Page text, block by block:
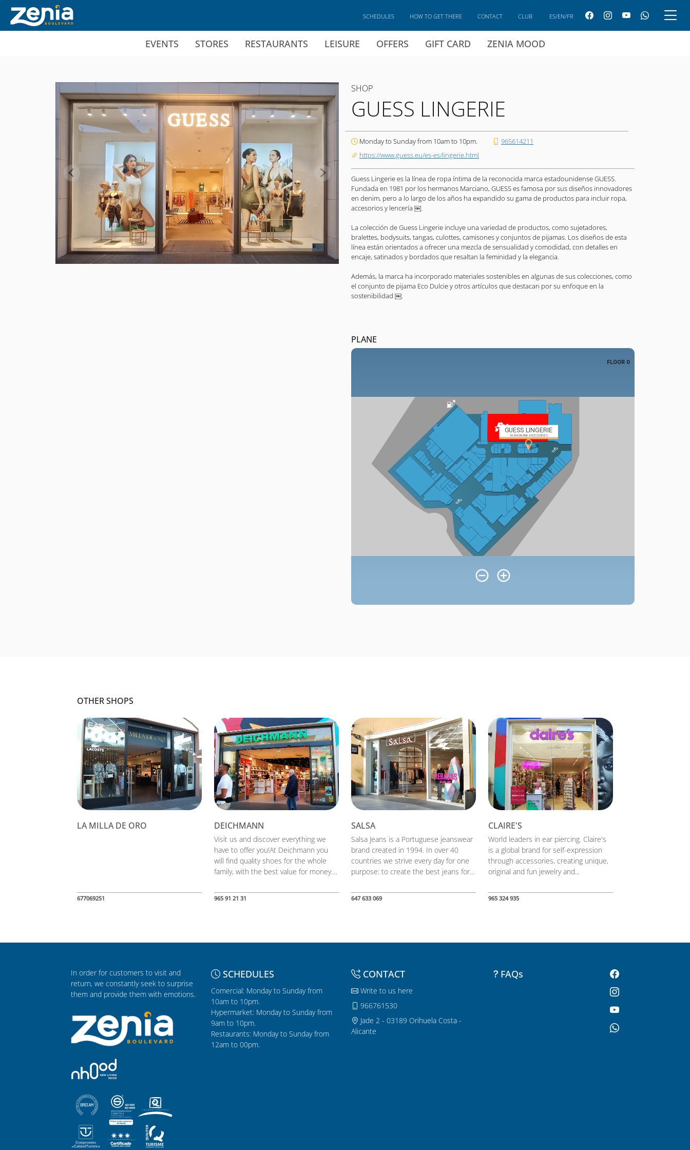
Ir al contenido principal
EVENTS STORES RESTAURANTS LEISURE OFFERS GIFT CARD ZENIA MOOD
SCHEDULES HOW TO GET THERE CONTACT CLUB ES/EN/FR
SHOP
GUESS LINGERIE
Monday to Sunday from 10am to 10pm.
965614211
https://www.guess.eu/es-es/lingerie.html
Guess Lingerie es la línea de ropa íntima de la reconocida marca estadounidense GUESS.
Fundada en 1981 por los hermanos Marciano, GUESS es famosa por sus diseños innovadores
en denim, pero a lo largo de los años ha expandido su gama de productos para incluir ropa,
accesorios y lencería ￼.
La colección de Guess Lingerie incluye una variedad de productos, como sujetadores,
bralettes, bodysuits, tangas, culottes, camisones y conjuntos de pijamas. Los diseños de esta
línea están orientados a ofrecer una mezcla de sensualidad y comodidad, con detalles en
encaje, satinados y bordados que resaltan la feminidad y la elegancia.
Además, la marca ha incorporado materiales sostenibles en algunas de sus colecciones, como
el conjunto de pijama Eco Dulcie y otros artículos que destacan por su enfoque en la
sostenibilidad ￼.
PLANE
OTHER SHOPS
LA MILLA DE ORO
677069251
DEICHMANN
Visit us and discover everything we
have to offer you!At Deichmann you
will find quality shoes for the whole
family, with the best value for money....
965 91 21 31
SALSA
Salsa Jeans is a Portuguese jeanswear
brand created in 1994. In over 40
countries we strive every day for one
purpose: to create the best jeans for...
647 633 069
CLAIRE'S
World leaders in ear piercing. Claire's
is a global brand for self-expression
through accessories, creating unique,
original and fun jewelry and...
965 324 935
In order for customers to visit and
return, we constantly seek to surprise
them and provide them with emotions.
SCHEDULES
Comercial: Monday to Sunday from
10am to 10pm.
Hypermarket: Monday to Sunday from
9am to 10pm.
Restaurants: Monday to Sunday from
12am to 00pm.
CONTACT
Write to us here
966761530
Jade 2 - 03189 Orihuela Costa -
Alicante
FAQs